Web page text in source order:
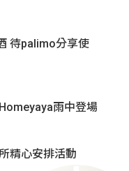
待palimo分享使
雨中登場
精心安排活動